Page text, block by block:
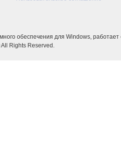
обеспечения для Windows, работает
All Rights Reserved.